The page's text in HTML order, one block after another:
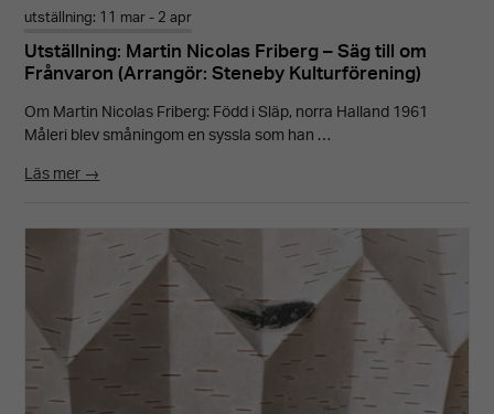
utställning: 11 mar - 2 apr
Utställning: Martin Nicolas Friberg – Säg till om
Frånvaron (Arrangör: Steneby Kulturförening)
Om Martin Nicolas Friberg: Född i Släp, norra Halland 1961
Måleri blev småningom en syssla som han …
Läs mer →